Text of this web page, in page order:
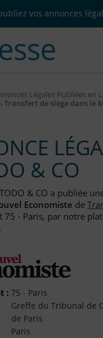
vos annonces
Légales Publiées en
- Transfert de siège dans le
& CO
& CO a publiée
Economiste de
75 - Paris, par notre
: 75 - Paris
Greffe du Tribunal de
de Paris
Paris